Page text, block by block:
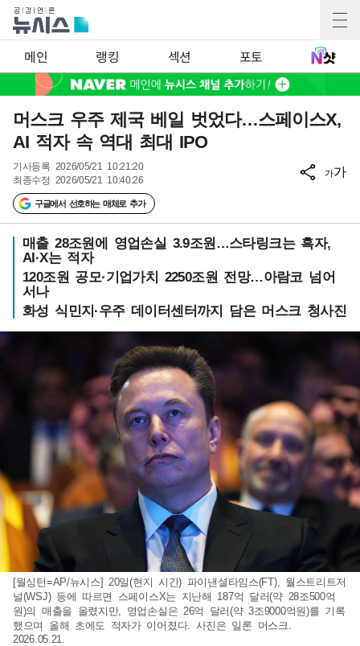
메인 랭킹 섹션 포토
머스크 우주 제국 베일 벗었다…스페이스X,
AI 적자 속 역대 최대 IPO
기사등록 2026/05/21 10:21:20
최종수정 2026/05/21 10:40:26
구글에서 선호하는 매체로 추가
가가
매출 28조원에 영업손실 3.9조원…스타링크는 흑자,
AI·X는 적자
120조원 공모·기업가치 2250조원 전망…아람코 넘어
서나
화성 식민지·우주 데이터센터까지 담은 머스크 청사진
[월싱턴=AP/뉴시스] 20일(현지 시간) 파이낸셜타임스(FT), 월스트리트저
널(WSJ) 등에 따르면 스페이스X는 지난해 187억 달러(약 28조500억
원)의 매출을 올렸지만, 영업손실은 26억 달러(약 3조9000억원)를 기록
했으며 올해 초에도 적자가 이어졌다. 사진은 일론 머스크.
2026.05.21.